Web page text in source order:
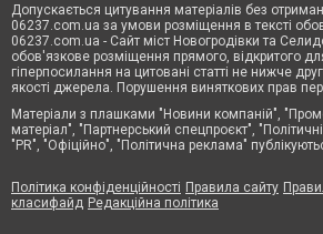
Допускається цитування матеріалів без
06237.com.ua за умови розміщення в тексті
06237.com.ua - Сайт міст Новогродівки та
обов'язкове розміщення прямого, відкритого
гіперпосилання на цитовані статті не нижче
якості джерела. Порушення виняткових прав
Матеріали з плашками "Новини компаній",
матеріал", "Партнерський спецпроєкт",
"PR", "Офіційно", "Політична реклама"
Політика конфіденційності Правила сайту
класифайд Редакційна політика